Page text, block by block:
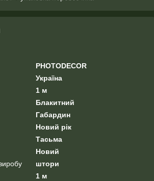
PHOTODECOR
Україна
1 м
Блакитний
Габардин
Новий рік
Тасьма
Новий
штори
1 м